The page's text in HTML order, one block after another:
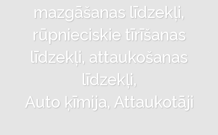
mazgāšanas līdzekļi,
rūpnieciskie tīrīšanas
līdzekļi, attaukošanas
līdzekļi,
Auto ķīmija, Attaukotāji